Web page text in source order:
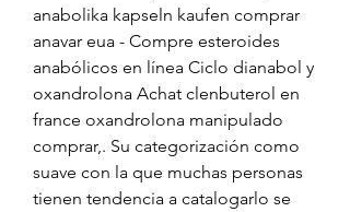
anabolika kapseln kaufen comprar
anavar eua - Compre esteroides
anabólicos en línea Ciclo dianabol y
oxandrolona Achat clenbuterol en
france oxandrolona manipulado
comprar,. Su categorización como
suave con la que muchas personas
tienen tendencia a catalogarlo se